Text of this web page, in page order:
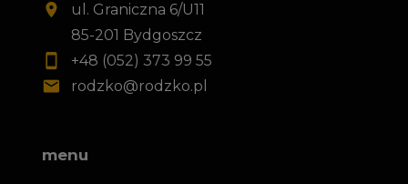
ul. Graniczna 6/U11
85-201 Bydgoszcz
+48 (052) 373 99 55
rodzko@rodzko.pl
menu